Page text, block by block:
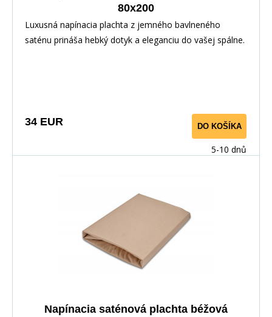
80x200
Luxusná napínacia plachta z jemného bavlneného
saténu prináša hebký dotyk a eleganciu do vašej spálne.
34 EUR DO KOŠÍKA
5-10 dnů
Napínacia saténová plachta béžová